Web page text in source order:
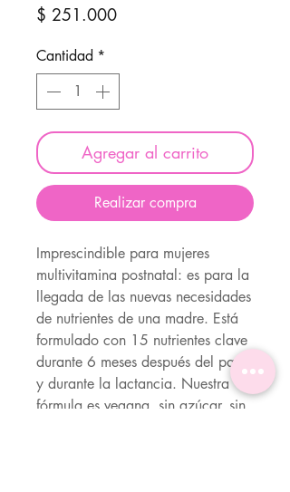
$ 251.000Precio
Cantidad *
Agregar al carrito
Realizar compra
Imprescindible para mujeres
multivitamina postnatal: es para la
llegada de las nuevas necesidades
de nutrientes de una madre. Está
formulado con 15 nutrientes clave
durante 6 meses después del parto
y durante la lactancia. Nuestra
fórmula es vegana, sin azúcar, sin